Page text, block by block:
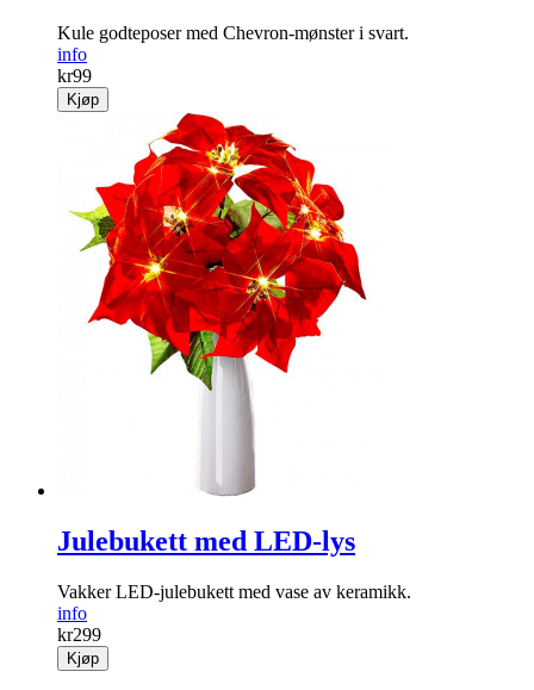
Kule godteposer med Chevron-mønster i svart.
info
kr99
Kjøp
Julebukett med LED-lys
Vakker LED-jule­bukett med vase av keramikk.
info
kr299
Kjøp